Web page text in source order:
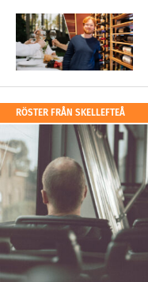
RÖSTER FRÅN SKELLEFTEÅ